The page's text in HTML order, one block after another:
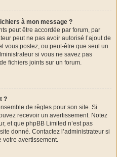
à mon message ?
peut être accordée par forum, par
peut ne pas avoir autorisé l’ajout de
vous postez, ou peut-être que seul un
si vous ne savez pas
fichiers joints sur un forum.
?
de règles pour son site. Si
recevoir un avertissement. Notez
et que phpBB Limited n’est pas
donné. Contactez l’administrateur si
votre avertissement.